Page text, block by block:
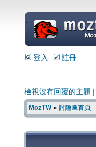
=
登入 註冊
檢視沒有回覆的主題
MozTW» 討論區首頁